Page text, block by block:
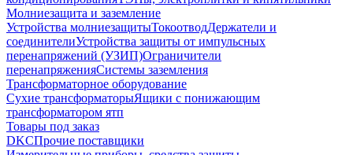
Молниезащита и заземление
Устройства молниезащитыТокоотводДержатели и
соединителиУстройства защиты от импульсных
перенапряжений (УЗИП)Ограничители
перенапряженияСистемы заземления
Трансформаторное оборудование
Сухие трансформаторыЯщики с понижающим
трансформатором ятп
Товары под заказ
DKCПрочие поставщики